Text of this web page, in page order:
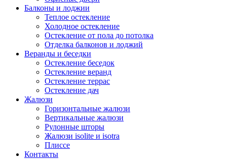
Балконы и лоджии
Теплое остекление
Холодное остекление
Остекление от пола до потолка
Отделка балконов и лоджий
Веранды и беседки
Остекление беседок
Остекление веранд
Остекление террас
Остекление дач
Жалюзи
Горизонтальные жалюзи
Вертикальные жалюзи
Рулонные шторы
Жалюзи isolite и isotra
Плиссе
Контакты